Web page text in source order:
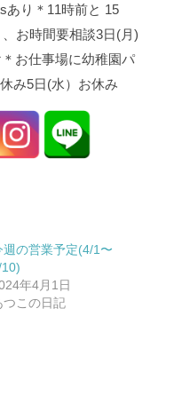
あり ＊11時前と 15
お時間要相談3日(月)
＊お仕事場に幼稚園パ
み5日(水）お休み
週の営業予定(4/1〜
年4月1日
つこの日記